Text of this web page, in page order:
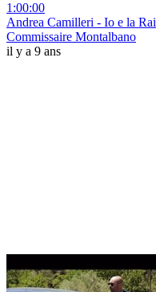
1:00:00
Andrea Camilleri - Io e la Rai
Commissaire Montalbano
il y a 9 ans